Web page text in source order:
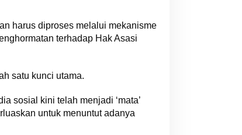
harus diproses melalui mekanisme
terhadap Hak Asasi
satu kunci utama.
sosial kini telah menjadi ‘mata’
untuk menuntut adanya